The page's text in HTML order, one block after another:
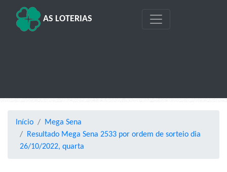
AS LOTERIAS
Início
Mega Sena
Resultado Mega Sena 2533 por ordem de sorteio dia
26/10/2022, quarta